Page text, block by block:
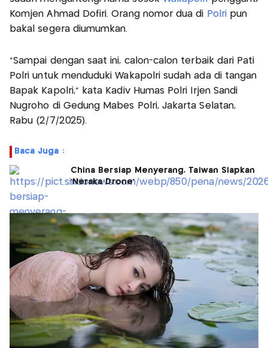
Komjen Ahmad Dofiri. Orang nomor dua di Polripun
bakal segera diumumkan.
"Sampai dengan saat ini, calon-calon terbaik dari Pati
Polri untuk menduduki Wakapolri sudah ada di tangan
Bapak Kapolri," kata Kadiv Humas Polri Irjen Sandi
Nugroho di Gedung Mabes Polri, Jakarta Selatan,
Rabu (2/7/2025).
Baca Juga :
China Bersiap Menyerang, Taiwan Siapkan
'Neraka Drone'